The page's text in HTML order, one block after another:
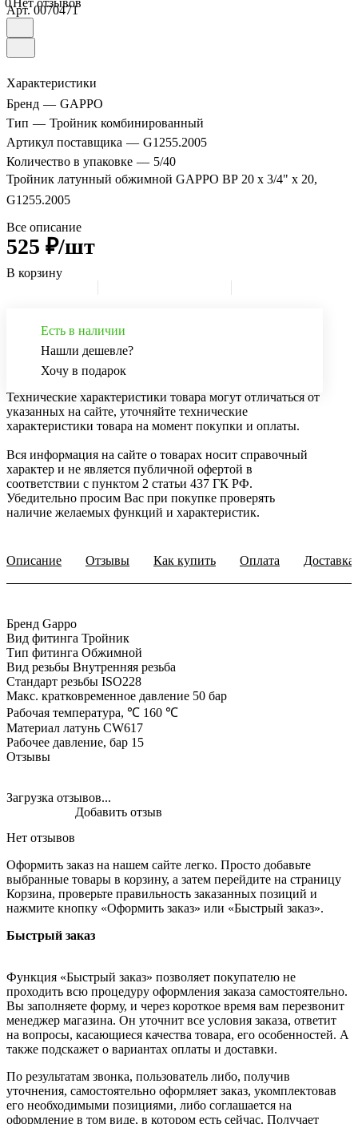
0 Нет отзывов
Арт.0070471
Характеристики
Бренд — GAPPO
Тип — Тройник комбинированный
Артикул поставщика — G1255.2005
Количество в упаковке — 5/40
Тройник латунный обжимной GAPPO ВР 20 х 3/4" х 20,
G1255.2005
Все описание
525 ₽/шт
В корзину
Есть в наличии
Нашли дешевле?
Хочу в подарок
Технические характеристики товара могут отличаться от
указанных на сайте, уточняйте технические
характеристики товара на момент покупки и оплаты.
Вся информация на сайте о товарах носит справочный
характер и не является публичной офертой в
соответствии с пунктом 2 статьи 437 ГК РФ.
Убедительно просим Вас при покупке проверять
наличие желаемых функций и характеристик.
Описание Отзывы Как купить Оплата Доставка
Бренд Gappo
Вид фитинга Тройник
Тип фитинга Обжимной
Вид резьбы Внутренняя резьба
Стандарт резьбы ISO228
Макс. кратковременное давление 50 бар
Рабочая температура, ℃ 160 ℃
Материал латунь CW617
Рабочее давление, бар 15
Отзывы
Загрузка отзывов...
Нет отзывов
Добавить отзыв
Оформить заказ на нашем сайте легко. Просто добавьте
выбранные товары в корзину, а затем перейдите на страницу
Корзина, проверьте правильность заказанных позиций и
нажмите кнопку «Оформить заказ» или «Быстрый заказ».
Быстрый заказ
Функция «Быстрый заказ» позволяет покупателю не
проходить всю процедуру оформления заказа самостоятельно.
Вы заполняете форму, и через короткое время вам перезвонит
менеджер магазина. Он уточнит все условия заказа, ответит
на вопросы, касающиеся качества товара, его особенностей. А
также подскажет о вариантах оплаты и доставки.
По результатам звонка, пользователь либо, получив
уточнения, самостоятельно оформляет заказ, укомплектовав
его необходимыми позициями, либо соглашается на
оформление в том виде, в котором есть сейчас. Получает